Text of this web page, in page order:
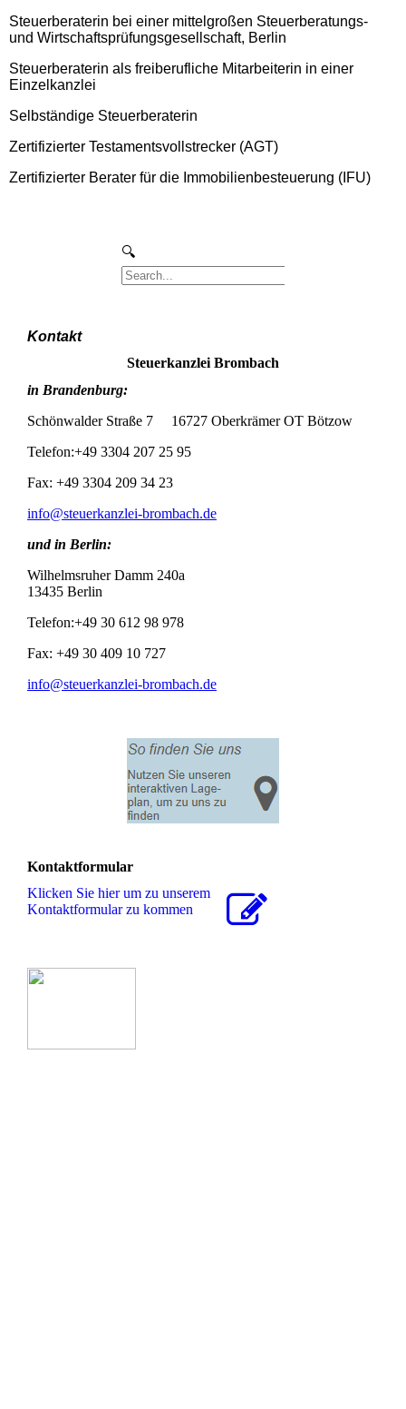
Steuerberaterin bei einer mittelgroßen Steuerberatungs-
und Wirtschaftsprüfungsgesellschaft, Berlin
Steuerberaterin als freiberufliche Mitarbeiterin in einer
Einzelkanzlei
Selbständige Steuerberaterin
Zertifizierter Testamentsvollstrecker (AGT)
Zertifizierter Berater für die Immobilienbesteuerung (IFU)
Kontakt
Steuerkanzlei Brombach
in Brandenburg:
Schönwalder Straße 7 16727 Oberkrämer OT Bötzow
Telefon:+49 3304 207 25 95
Fax: +49 3304 209 34 23
info@steuerkanzlei-brombach.de
und in Berlin:
Wilhelmsruher Damm 240a
13435 Berlin
Telefon:+49 30 612 98 978
Fax: +49 30 409 10 727
info@steuerkanzlei-brombach.de
Kontaktformular
Klicken Sie hier um zu unserem
Kon­takt­for­mu­lar zu kommen